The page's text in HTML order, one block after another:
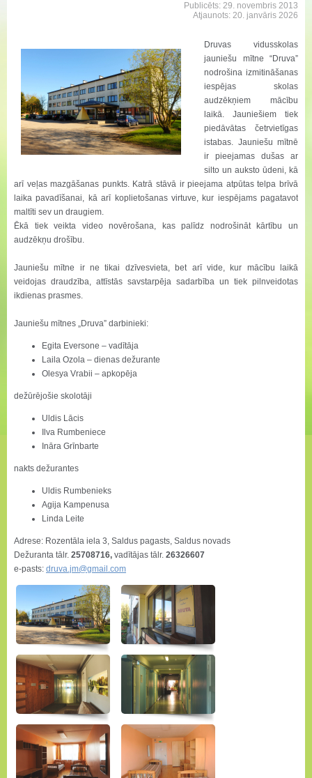
Publicēts: 29. novembris 2013
Atjaunots: 20. janvāris 2026
Druvas vidusskolas
jauniešu mītne “Druva”
nodrošina izmitināšanas
iespējas skolas
audzēkņiem mācību
laikā. Jauniešiem tiek
piedāvātas četrvietīgas
istabas. Jauniešu mītnē
ir pieejamas dušas ar
silto un auksto ūdeni, kā
arī veļas mazgāšanas punkts. Katrā stāvā ir pieejama atpūtas telpa brīvā
laika pavadīšanai, kā arī koplietošanas virtuve, kur iespējams pagatavot
maltīti sev un draugiem.
Ēkā tiek veikta video novērošana, kas palīdz nodrošināt kārtību un
audzēkņu drošību.
Jauniešu mītne ir ne tikai dzīvesvieta, bet arī vide, kur mācību laikā
veidojas draudzība, attīstās savstarpēja sadarbība un tiek pilnveidotas
ikdienas prasmes.
Jauniešu mītnes „Druva” darbinieki:
Egita Eversone – vadītāja
Laila Ozola – dienas dežurante
Olesya Vrabii – apkopēja
dežūrējošie skolotāji
Uldis Lācis
Ilva Rumbeniece
Ināra Grīnbarte
nakts dežurantes
Uldis Rumbenieks
Agija Kampenusa
Linda Leite
Adrese: Rozentāla iela 3, Saldus pagasts, Saldus novads
Dežuranta tālr. 25708716, vadītājas tālr. 26326607
e-pasts: druva.jm@gmail.com